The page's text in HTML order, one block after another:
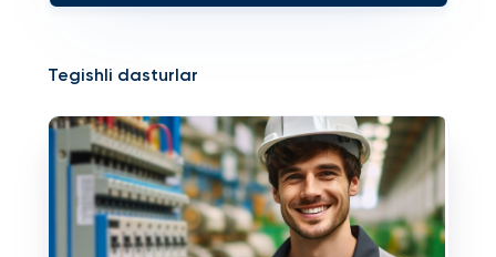
Tegishli dasturlar